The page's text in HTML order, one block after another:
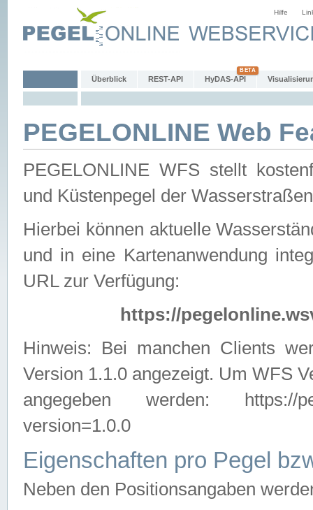
Hilfe
Überblick REST-API HyDAS-API
PEGELONLINE Web
PEGELONLINE WFS stellt
und Küstenpegel der
Hierbei können aktuelle
und in eine Kartenanwendung
URL zur Verfügung:
https://
Hinweis: Bei manchen Clients
Version 1.1.0 angezeigt. Um WFS
angegeben werden: https://
version=1.0.0
Eigenschaften pro Pegel
Neben den Positionsangaben